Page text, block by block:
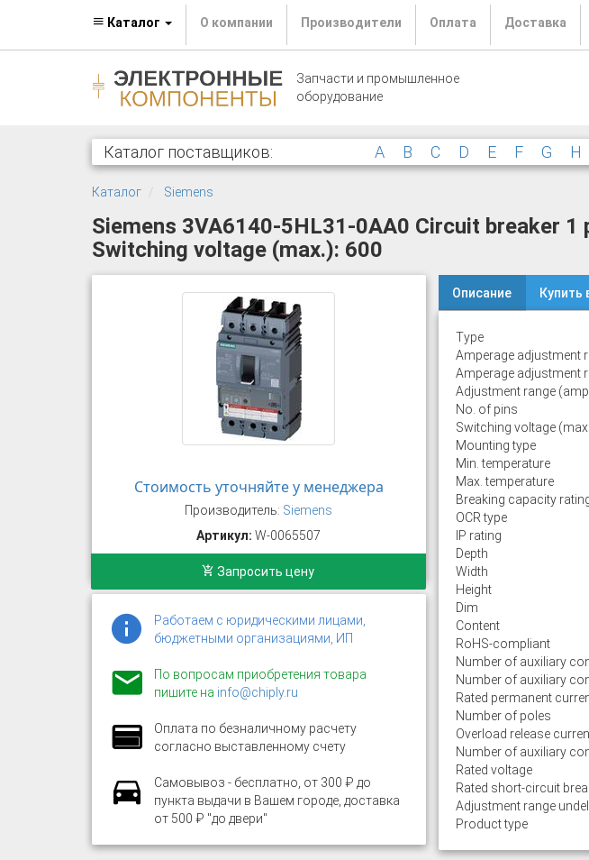
Каталог О компании Производители Оплата Доставка
Запчасти и промышленное
оборудование
Каталог поставщиков: A B C D E F G
Каталог Siemens
Siemens 3VA6140-5HL31-0AA0 Circuit breaker
Switching voltage (max.): 600
Стоимость уточняйте у менеджера
Производитель: Siemens
Артикул: W-0065507
Запросить цену
Работаем с юридическими лицами,
бюджетными организациями, ИП
По вопросам приобретения товара
пишите на info@chiply.ru
Оплата по безналичному расчету
согласно выставленному счету
Самовывоз - бесплатно, от 300 ₽ до
пункта выдачи в Вашем городе, доставка
от 500 ₽ "до двери"
Описание Купить
Type
Amperage adjustment
Amperage adjustment
Adjustment range
No. of pins
Switching voltage
Mounting type
Min. temperature
Max. temperature
Breaking capacity
OCR type
IP rating
Depth
Width
Height
Dim
Content
RoHS-compliant
Number of auxiliary
Number of auxiliary
Rated permanent
Number of poles
Overload release
Number of auxiliary
Rated voltage
Rated short-circuit
Adjustment range
Product type